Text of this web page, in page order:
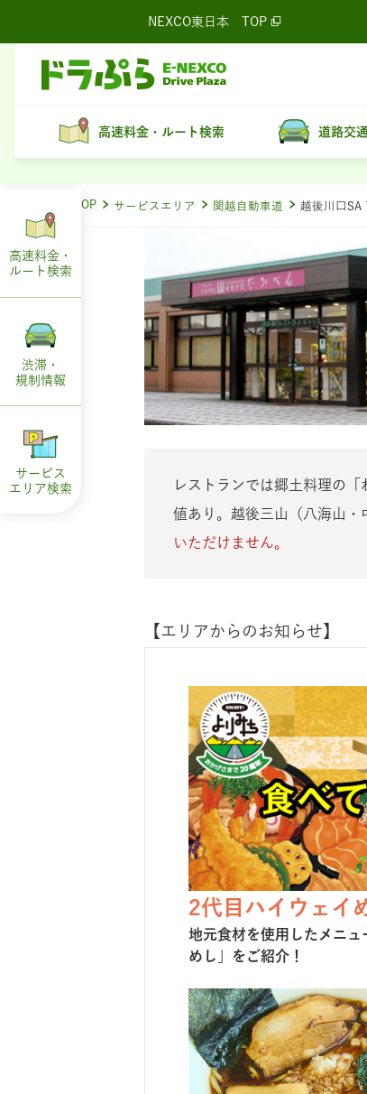
NEXCO東日本 TOP
高速料金・ルート検索 道路交
ドラぷらTOP サービスエリア 関越自動車道 越後川口SA
レストランでは郷土料理の
値あり。越後三山（八海山・
いただけません。
【エリアからのお知らせ】
2代目ハイウェイ
地元⾷材を使⽤したメニ
めし」をご紹介！
高速料金・
ルート 検索
渋滞・
規制情報
サービス
エリア検索